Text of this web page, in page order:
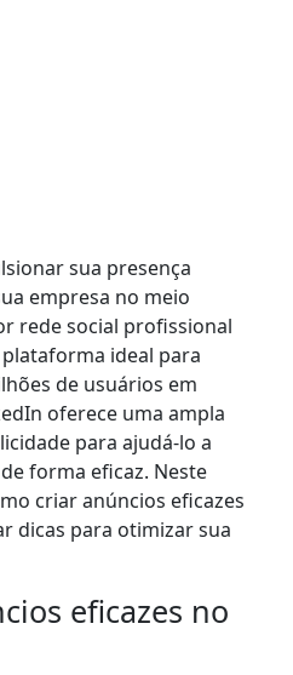
sua presença
empresa no meio
rede social profissional
ideal para
de usuários em
oferece uma ampla
para ajudá-lo a
forma eficaz. Neste
criar anúncios eficazes
dicas para otimizar sua
eficazes no